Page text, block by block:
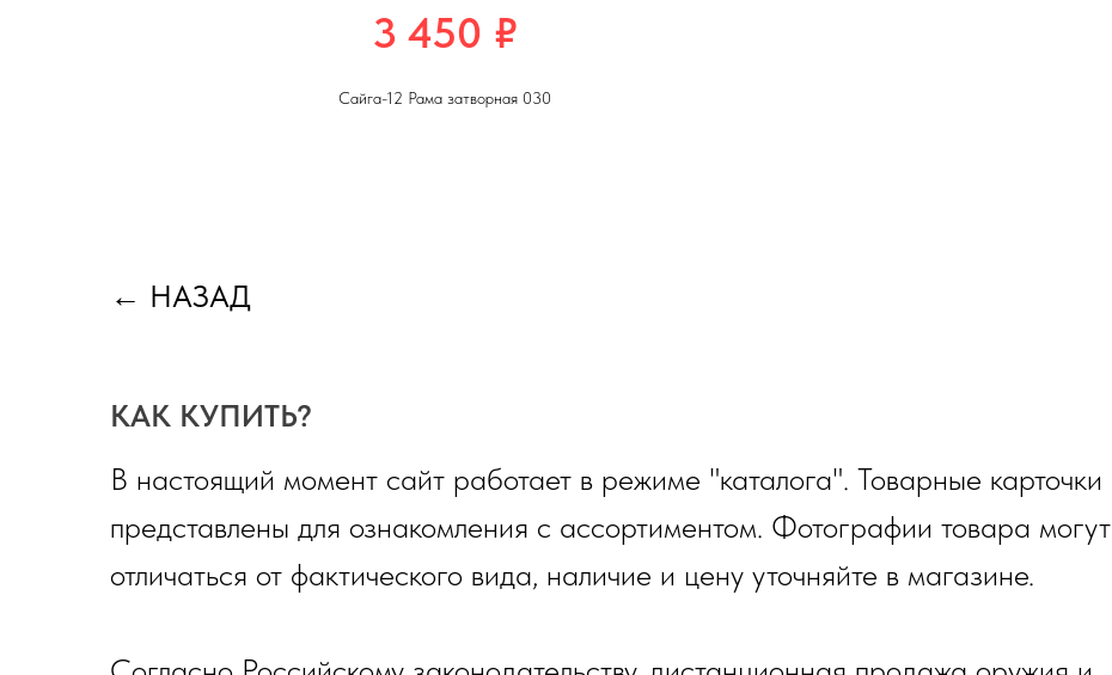
3 450 ₽
Сайга-12 Рама затворная 030
← НАЗАД
В настоящий момент сайт работает в режиме "каталога". Товарные карточки
представлены для ознакомления с ассортиментом. Фотографии товара могут
отличаться от фактического вида, наличие и цену уточняйте в магазине.
КАК КУПИТЬ?